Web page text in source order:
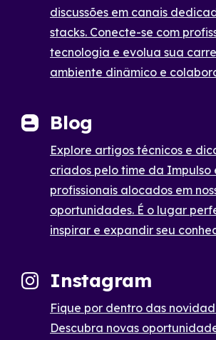
discussões em canais
stacks. Conecte-se com
tecnologia e evolua sua
ambiente dinâmico e
Blog
Explore artigos técnicos e
criados pelo time da Impulso
profissionais alocados em
oportunidades. É o lugar
inspirar e expandir seu
Instagram
Fique por dentro das
Descubra novas